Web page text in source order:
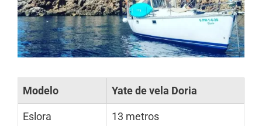
Modelo Yate de vela Doria
Eslora 13 metros